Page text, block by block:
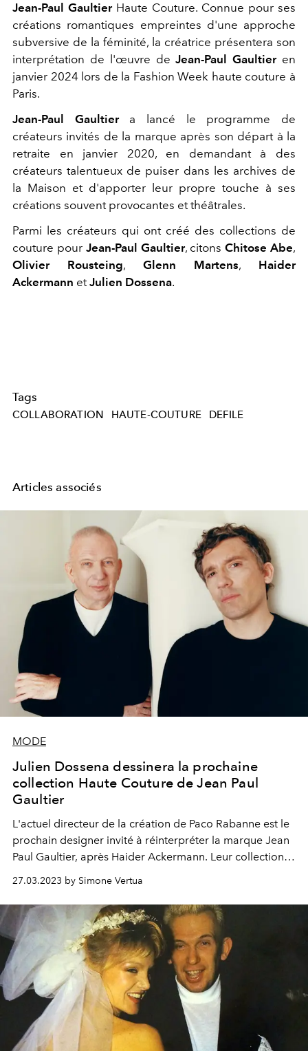
Jean-Paul GaultierHaute Couture. Connue pour ses
créations romantiques empreintes d'une approche
subversive de la féminité, la créatrice présentera son
interprétation de l'œuvre deJean-Paul Gaultieren
janvier 2024 lors de la Fashion Week haute couture à
Paris.
Jean-Paul Gaultiera lancé le programme de
créateurs invités de la marque après son départ à la
retraite en janvier 2020, en demandant à des
créateurs talentueux de puiser dans les archives de
la Maison et d'apporter leur propre touche à ses
créations souvent provocantes et théâtrales.
Parmi les créateurs qui ont créé des collections de
couture pour Jean-Paul Gaultier, citonsChitose Abe,
Olivier Rousteing, Glenn Martens, Haider
Ackermann etJulien Dossena.
Tags
COLLABORATION HAUTE-COUTURE DEFILE
Articles associés
MODE
Julien Dossena dessinera la prochaine
collection Haute Couture de Jean Paul
Gaultier
L'actuel directeur de la création de Paco Rabanne est le
prochain designer invité à réinterpréter la marque Jean
Paul Gaultier, après Haider Ackermann. Leur collection
Haute Couture sera dévoilée en juillet 2023 à Paris,
pendant la Fashion Week.
27.03.2023 by Simone Vertua